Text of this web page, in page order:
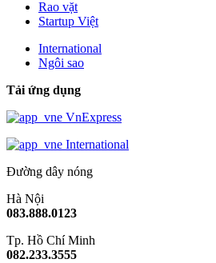
Rao vặt
Startup Việt
International
Ngôi sao
Tải ứng dụng
VnExpress
International
Đường dây nóng
Hà Nội
083.888.0123
Tp. Hồ Chí Minh
082.233.3555